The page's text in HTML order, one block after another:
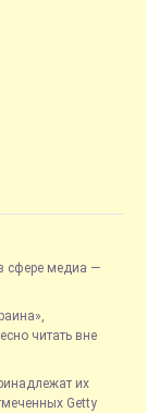
сфере медиа —
читать вне
их
Getty